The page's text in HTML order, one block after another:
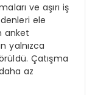
ve aşırı iş
ele
anket
yalnızca
Çatışma
az